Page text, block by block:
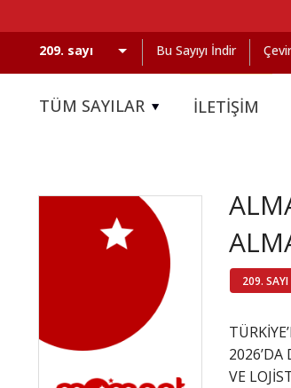
Bu Sayıyı İndir
TÜM SAYILAR İLETİŞİM
209. SAYI
VE